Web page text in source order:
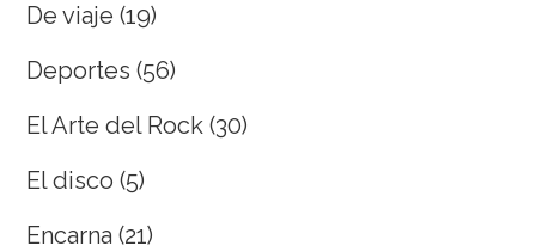
De viaje (19)
Deportes (56)
El Arte del Rock (30)
El disco (5)
Encarna (21)